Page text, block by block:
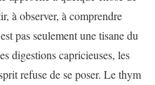
à observer, à comprendre
pas seulement une tisane du
digestions capricieuses, les
refuse de se poser. Le thym